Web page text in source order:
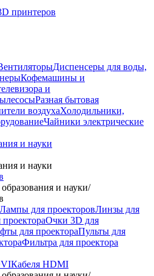
принтеров
Диспенсеры для воды,
Кофемашины и
и
Разная бытовая
воздухаХолодильники,
Чайники электрические
и науки
и науки
и науки/
Лампы для проекторовЛинзы для
Очки 3D для
для проектораПульты для
Фильтра для проектора
Кабеля HDMI